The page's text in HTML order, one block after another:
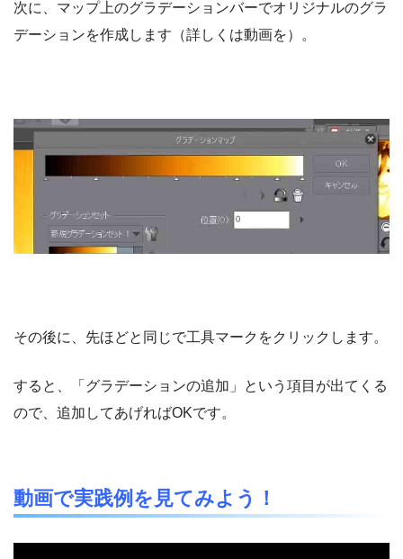
次に、マップ上のグラデーションバーでオリジナルのグラ
デーションを作成します（詳しくは動画を）。
その後に、先ほどと同じで工具マークをクリックします。
すると、「グラデーションの追加」という項目が出てくる
ので、追加してあげればOKです。
動画で実践例を見てみよう！